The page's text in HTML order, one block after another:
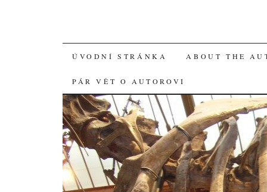
SKIP
TO
CONTENT
ÚVODNÍ STRÁNKA ABOUT THE
PÁR VĚT O AUTOROVI